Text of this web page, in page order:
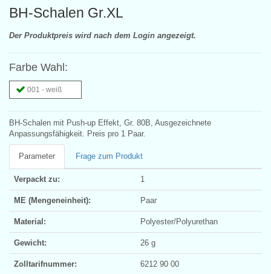
BH-Schalen Gr.XL
Der Produktpreis wird nach dem Login angezeigt.
Farbe Wahl:
001 - weiß
BH-Schalen mit Push-up Effekt, Gr. 80B, Ausgezeichnete
Anpassungsfähigkeit. Preis pro 1 Paar.
Parameter Frage zum Produkt
Verpackt zu: 1
ME (Mengeneinheit): Paar
Material: Polyester/Polyurethan
Gewicht: 26 g
Zolltarifnummer: 6212 90 00